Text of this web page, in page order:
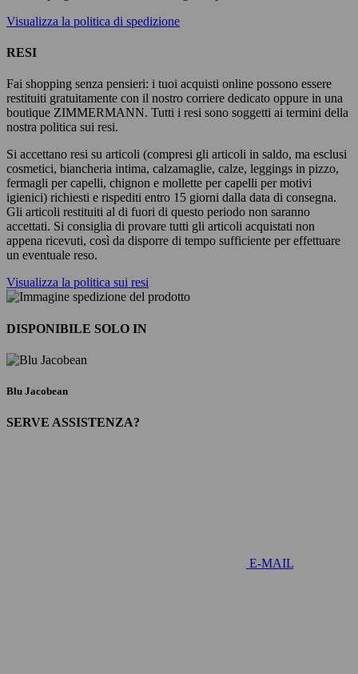
Visualizza la politica di spedizione
RESI
Fai shopping senza pensieri: i tuoi acquisti online possono essere
restituiti gratuitamente con il nostro corriere dedicato oppure in una
boutique ZIMMERMANN. Tutti i resi sono soggetti ai termini della
nostra politica sui resi.
Si accettano resi su articoli (compresi gli articoli in saldo, ma esclusi
cosmetici, biancheria intima, calzamaglie, calze, leggings in pizzo,
fermagli per capelli, chignon e mollette per capelli per motivi
igienici) richiesti e rispediti entro 15 giorni dalla data di consegna.
Gli articoli restituiti al di fuori di questo periodo non saranno
accettati. Si consiglia di provare tutti gli articoli acquistati non
appena ricevuti, così da disporre di tempo sufficiente per effettuare
un eventuale reso.
Visualizza la politica sui resi
DISPONIBILE SOLO IN
Blu Jacobean
SERVE ASSISTENZA?
E-MAIL